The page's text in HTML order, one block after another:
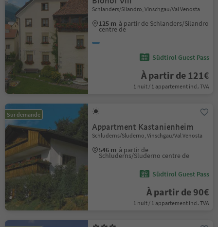
Schlanders/Silandro, Vinschgau/Val Venosta
125 m à partir de Schlanders/Silandro
centre de
Südtirol Guest Pass
À partir de 121€
1 nuit / 1 appartement incl. TVA
Sur demande
Appartment Kastanienheim
Schluderns/Sluderno, Vinschgau/Val Venosta
546 m à partir de
Schluderns/Sluderno centre de
Südtirol Guest Pass
À partir de 90€
1 nuit / 1 appartement incl. TVA